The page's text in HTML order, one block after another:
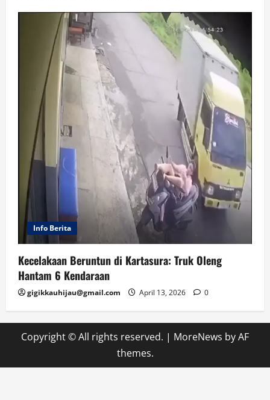
Info Berita
Kecelakaan Beruntun di Kartasura: Truk Oleng
Hantam 6 Kendaraan
gigikkauhijau@gmail.com April 13, 2026 0
Copyright © All rights reserved. | MoreNews by AF
themes.